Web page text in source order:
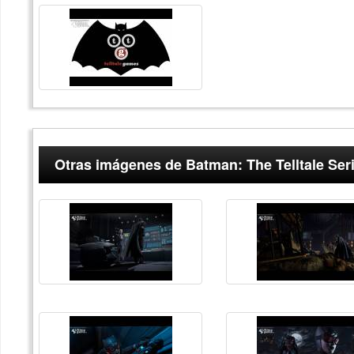
Otras imágenes de Batman: The Telltale